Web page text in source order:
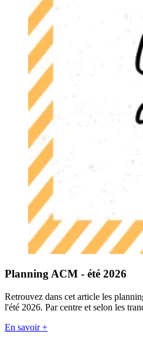
Planning ACM - été 2026
Retrouvez dans cet article les
l'été 2026. Par centre et selon les
En savoir +